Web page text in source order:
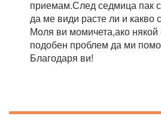
приемам.След седмица пак
да ме види расте ли и какво
Моля ви момичета,ако
подобен проблем да ми
Благодаря ви!